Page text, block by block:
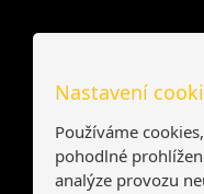
Nastavení
Používáme
pohodlné
analýze provozu